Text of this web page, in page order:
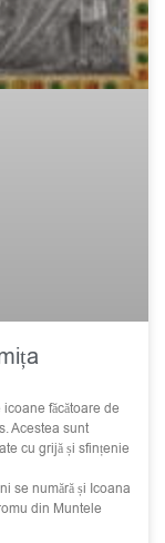
făcătoare de
Acestea sunt
cu grijă și sfințenie
se numără și Icoana
din Muntele